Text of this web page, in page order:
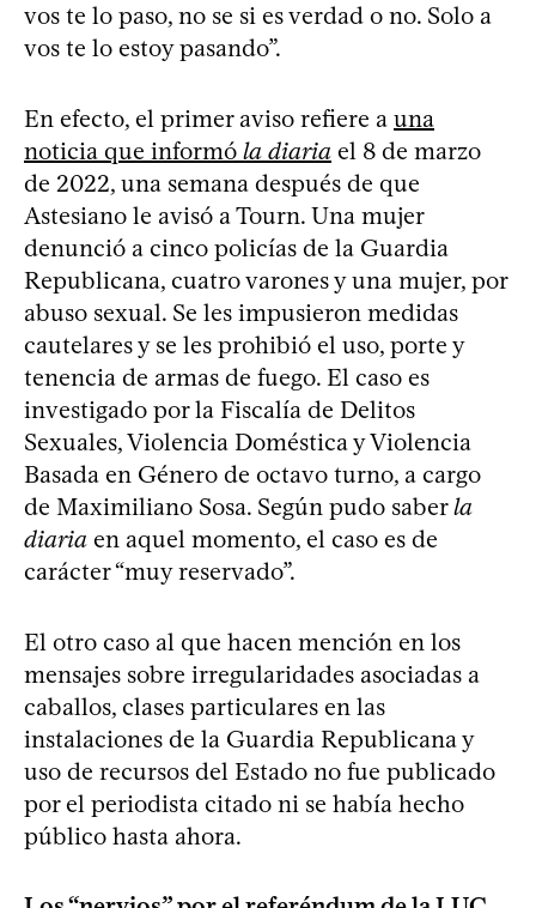
vos te lo paso, no se si es verdad o no. Solo a
vos te lo estoy pasando”.
En efecto, el primer aviso refiere a una
noticia que informó la diaria el 8 de marzo
de 2022, una semana después de que
Astesiano le avisó a Tourn. Una mujer
denunció a cinco policías de la Guardia
Republicana, cuatro varones y una mujer, por
abuso sexual. Se les impusieron medidas
cautelares y se les prohibió el uso, porte y
tenencia de armas de fuego. El caso es
investigado por la Fiscalía de Delitos
Sexuales, Violencia Doméstica y Violencia
Basada en Género de octavo turno, a cargo
de Maximiliano Sosa. Según pudo saberla
diaria en aquel momento, el caso es de
carácter “muy reservado”.
El otro caso al que hacen mención en los
mensajes sobre irregularidades asociadas a
caballos, clases particulares en las
instalaciones de la Guardia Republicana y
uso de recursos del Estado no fue publicado
por el periodista citado ni se había hecho
público hasta ahora.